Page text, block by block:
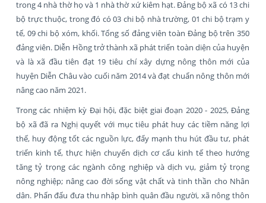
trong 4 nhà thờ họ và 1 nhà thờ xứ kiêm hạt. Đảng bộ xã có 13 chi
bộ trực thuộc, trong đó có 03 chi bộ nhà trường, 01 chi bộ trạm y
tế, 09 chi bộ xóm, khối. Tổng số đảng viên toàn Đảng bộ trên 350
đảng viên. Diễn Hồng trở thành xã phát triển toàn diện của huyện
và là xã đầu tiên đạt 19 tiêu chí xây dựng nông thôn mới của
huyện Diễn Châu vào cuối năm 2014 và đạt chuẩn nông thôn mới
nâng cao năm 2021.
Trong các nhiệm kỳ Đại hội, đặc biệt giai đoạn 2020 - 2025, Đảng
bộ xã đã ra Nghị quyết với mục tiêu phát huy các tiềm năng lợi
thế, huy động tốt các nguồn lực, đẩy mạnh thu hút đầu tư, phát
triển kinh tế, thực hiện chuyển dịch cơ cấu kinh tế theo hướng
tăng tỷ trọng các ngành công nghiệp và dịch vụ, giảm tỷ trọng
nông nghiệp; nâng cao đời sống vật chất và tinh thần cho Nhân
dân. Phấn đấu đưa thu nhập bình quân đầu người, xã nông thôn